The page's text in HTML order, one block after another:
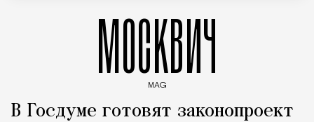
МОСКВИЧ
MAG
В Госдуме готовят законопроект